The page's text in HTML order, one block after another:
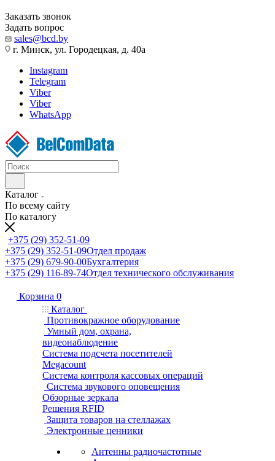
Заказать звонок
Задать вопрос
sales@bcd.by
г. Минск, ул. Городецкая, д. 40а
Instagram
Telegram
Viber
Viber
WhatsApp
Каталог
По всему сайту
По каталогу
+375 (29) 352-51-09
+375 (29) 352-51-09Отдел продаж
+375 (29) 679-90-00Бухгалтерия
+375 (29) 116-89-74Отдел технического обслуживания
Корзина 0
Каталог
Противокражное оборудование
Умный дом, охрана,
видеонаблюдение
Система подсчета посетителей
Megacount
Система контроля кассовых операций
Система звукового оповещения
Обзорные зеркала
Решения RFID
Защита товаров на стеллажах
Электронные ценники
Антенны радиочастотные